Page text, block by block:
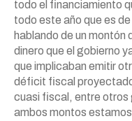
todo el financiamiento
todo este año que es
hablando de un montón
dinero que el gobierno
que implicaban emitir
déficit fiscal
cuasi fiscal, entre otros
ambos montos